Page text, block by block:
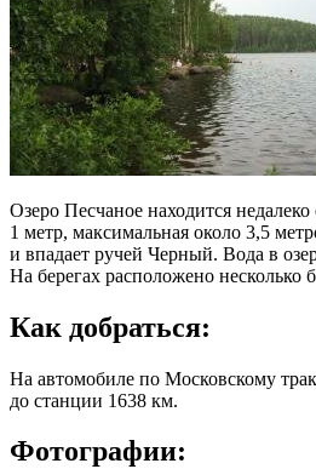
Озеро Песчаное находится
1 метр, максимальная около 3,5
и впадает ручей Черный. Вода в
На берегах расположено несколько
Как добраться:
На автомобиле по Московскому
до станции 1638 км.
Фотографии: